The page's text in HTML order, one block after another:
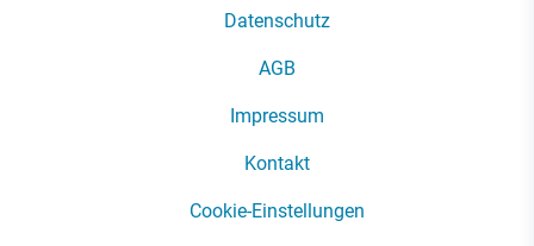
Datenschutz
AGB
Impressum
Kontakt
Cookie-Einstellungen